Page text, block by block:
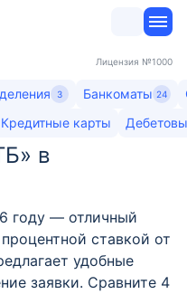
Лицензия №1000
3 Банкоматы 24
Кредитные карты
в
году — отличный
ставкой от
удобные
заявки. Сравните 4